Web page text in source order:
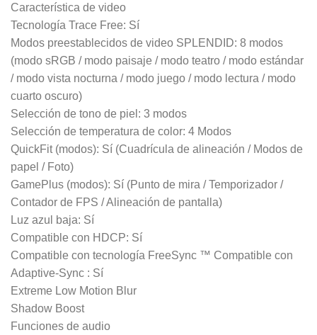
Característica de video
Tecnología Trace Free: Sí
Modos preestablecidos de video SPLENDID: 8 modos
(modo sRGB / modo paisaje / modo teatro / modo estándar
/ modo vista nocturna / modo juego / modo lectura / modo
cuarto oscuro)
Selección de tono de piel: 3 modos
Selección de temperatura de color: 4 Modos
QuickFit (modos): Sí (Cuadrícula de alineación / Modos de
papel / Foto)
GamePlus (modos): Sí (Punto de mira / Temporizador /
Contador de FPS / Alineación de pantalla)
Luz azul baja: Sí
Compatible con HDCP: Sí
Compatible con tecnología FreeSync ™ Compatible con
Adaptive-Sync : Sí
Extreme Low Motion Blur
Shadow Boost
Funciones de audio